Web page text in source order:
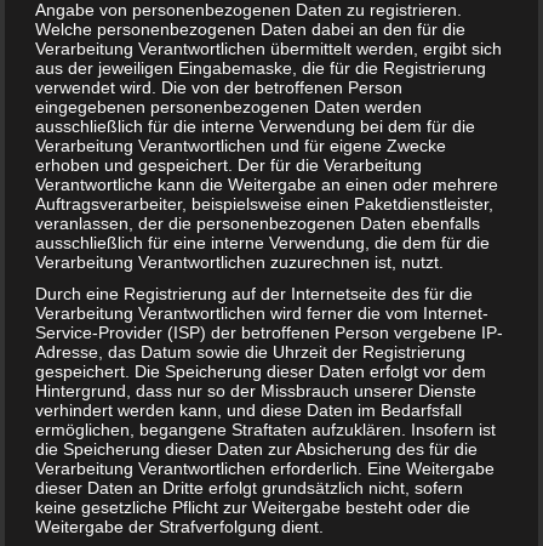
Sahnehering in der Schwangerschaft – ja oder nein?
Mittagsschlaf für Kinder – Wie lang sollte mein Kind
schlafen?
Angabe von personenbezogenen Daten zu registrieren.
Welche personenbezogenen Daten dabei an den für die
Verarbeitung Verantwortlichen übermittelt werden, ergibt sich
aus der jeweiligen Eingabemaske, die für die Registrierung
verwendet wird. Die von der betroffenen Person
eingegebenen personenbezogenen Daten werden
ausschließlich für die interne Verwendung bei dem für die
Verarbeitung Verantwortlichen und für eigene Zwecke
erhoben und gespeichert. Der für die Verarbeitung
Verantwortliche kann die Weitergabe an einen oder mehrere
Auftragsverarbeiter, beispielsweise einen Paketdienstleister,
veranlassen, der die personenbezogenen Daten ebenfalls
ausschließlich für eine interne Verwendung, die dem für die
Verarbeitung Verantwortlichen zuzurechnen ist, nutzt.
Durch eine Registrierung auf der Internetseite des für die
Verarbeitung Verantwortlichen wird ferner die vom Internet-
Service-Provider (ISP) der betroffenen Person vergebene IP-
Adresse, das Datum sowie die Uhrzeit der Registrierung
gespeichert. Die Speicherung dieser Daten erfolgt vor dem
Hintergrund, dass nur so der Missbrauch unserer Dienste
verhindert werden kann, und diese Daten im Bedarfsfall
ermöglichen, begangene Straftaten aufzuklären. Insofern ist
die Speicherung dieser Daten zur Absicherung des für die
Verarbeitung Verantwortlichen erforderlich. Eine Weitergabe
dieser Daten an Dritte erfolgt grundsätzlich nicht, sofern
keine gesetzliche Pflicht zur Weitergabe besteht oder die
Weitergabe der Strafverfolgung dient.